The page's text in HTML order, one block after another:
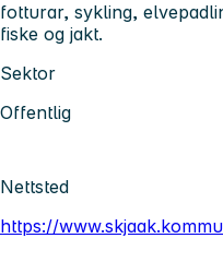
fotturar, sykling,
fiske og jakt.
Sektor
Offentlig
Nettsted
https://